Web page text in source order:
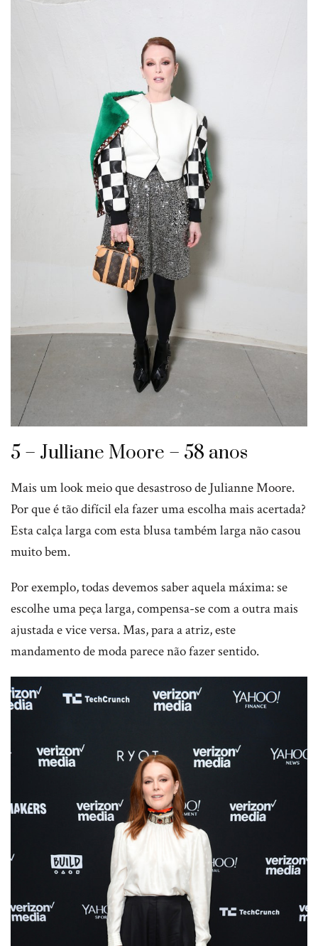
5 – Julliane Moore – 58 anos
Mais um look meio que desastroso de Julianne Moore.
Por que é tão difícil ela fazer uma escolha mais acertada?
Esta calça larga com esta blusa também larga não casou
muito bem.
Por exemplo, todas devemos saber aquela máxima: se
escolhe uma peça larga, compensa-se com a outra mais
ajustada e vice versa. Mas, para a atriz, este
mandamento de moda parece não fazer sentido.